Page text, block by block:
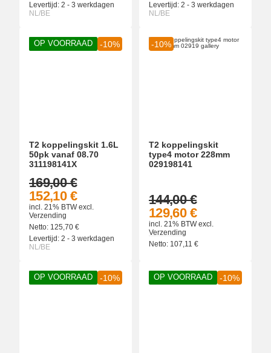
Levertijd: 2 - 3 werkdagen
NL/BE
Levertijd: 2 - 3 werkdagen
NL/BE
OP VOORRAAD -10%
T2 koppelingskit 1.6L
50pk vanaf 08.70
311198141X
152,10 €
169,00 €
incl. 21% BTWexcl.
Verzending
Netto: 125,70 €
Levertijd: 2 - 3 werkdagen
NL/BE
-10%
T2 koppelingskit
type4 motor 228mm
029198141
129,60 €
144,00 €
incl. 21% BTWexcl.
Verzending
Netto: 107,11 €
OP VOORRAAD -10% OP VOORRAAD -10%